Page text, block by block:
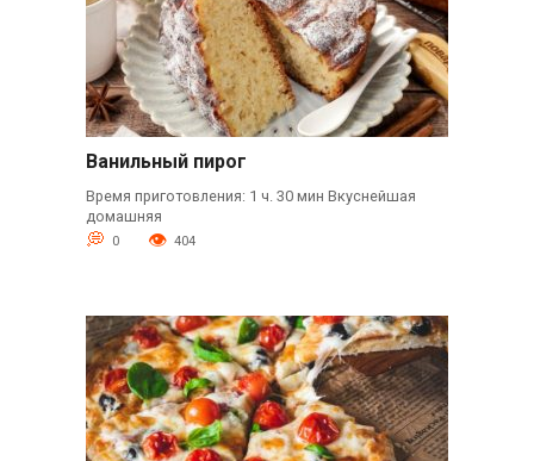
Ванильный пирог
Время приготовления: 1 ч. 30 мин Вкуснейшая
домашняя
0 404